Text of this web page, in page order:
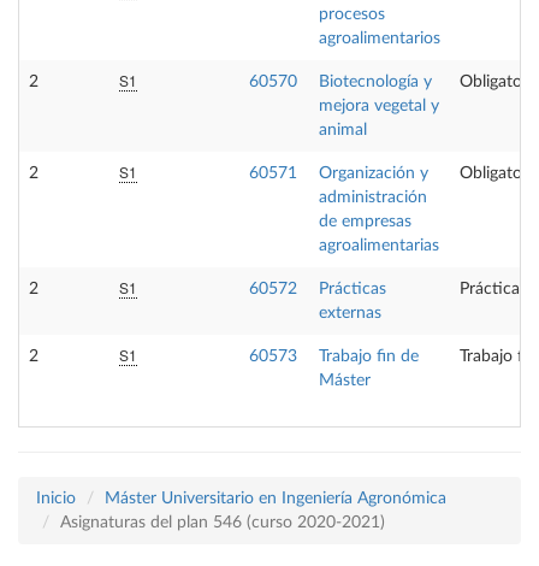
procesos
agroalimentarios
2 S1 60570
Biotecnología y
mejora vegetal y
animal
Obligatoria
2 S1 60571
Organización y
administración
de empresas
agroalimentarias
Obligatoria
2 S1 60572
Prácticas
externas
Prácticas
2 S1 60573
Trabajo fin de
Máster
Trabajo
Inicio
Máster Universitario en Ingeniería Agronómica
Asignaturas del plan 546 (curso 2020-2021)